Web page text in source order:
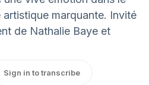
marquante. Invité
de Nathalie Baye et
Sign in to transcribe